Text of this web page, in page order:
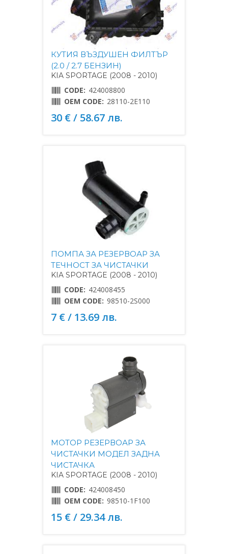
КУТИЯ ВЪЗДУШЕН ФИЛТЪР
(2.0 / 2.7 БЕНЗИН)
KIA SPORTAGE (2008 - 2010)
CODE: 424008800
OEM CODE: 28110-2E110
30 € / 58.67 лв.
ПОМПА ЗА РЕЗЕРВОАР ЗА
ТЕЧНОСТ ЗА ЧИСТАЧКИ
KIA SPORTAGE (2008 - 2010)
CODE: 424008455
OEM CODE: 98510-2S000
7 € / 13.69 лв.
МОТОР РЕЗЕРВОАР ЗА
ЧИСТАЧКИ МОДЕЛ ЗАДНА
ЧИСТАЧКА
KIA SPORTAGE (2008 - 2010)
CODE: 424008450
OEM CODE: 98510-1F100
15 € / 29.34 лв.